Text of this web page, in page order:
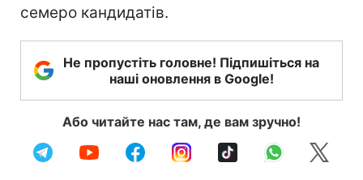
семеро кандидатів.
Не пропустіть головне! Підпишіться на
наші оновлення в Google!
Або читайте нас там, де вам зручно!